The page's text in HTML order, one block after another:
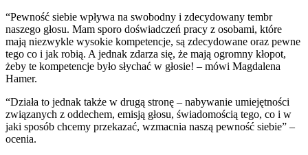
“Pewność siebie wpływa na swobodny i zdecydowany tembr
naszego głosu. Mam sporo doświadczeń pracy z osobami, które
mają niezwykle wysokie kompetencje, są zdecydowane oraz pewne
tego co i jak robią. A jednak zdarza się, że mają ogromny kłopot,
żeby te kompetencje było słychać w głosie! – mówi Magdalena
Hamer.
“Działa to jednak także w drugą stronę – nabywanie umiejętności
związanych z oddechem, emisją głosu, świadomością tego, co i w
jaki sposób chcemy przekazać, wzmacnia naszą pewność siebie” –
ocenia.